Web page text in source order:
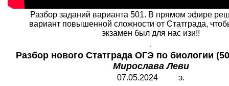
Разбор заданий варианта 501. В прямом эфире
вариант повышенной сложности от Статграда,
экзамен был для нас изи!!
.
Разбор нового Статграда ОГЭ по биологии
Мирослава Леви
07.05.2024 э.